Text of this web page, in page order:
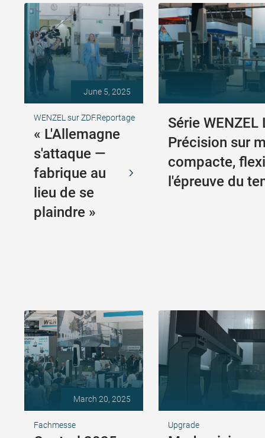
June 5, 2025
WENZEL sur ZDF.Reportage
« L'Allemagne
s'attaque —
fabrique au
lieu de se
plaindre »
Série WENZEL
Précision sur
compacte,
l'épreuve du
March 20, 2025
Fachmesse Upgrade